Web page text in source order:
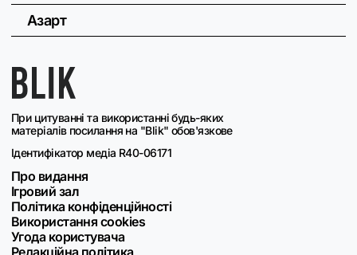
При цитуванні та використанні будь-яких
матеріалів посилання на "Blik" обов'язкове
Ідентифікатор медіа R40-06171
Про видання
Ігровий зал
Політика конфіденційності
Використання cookies
Угода користувача
Редакційна політика
Азарт